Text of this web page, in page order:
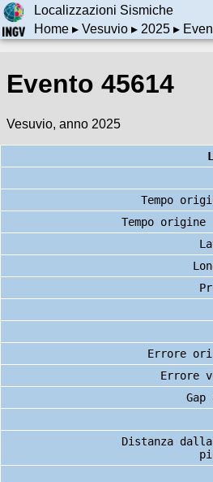
Localizzazioni Sismiche
Home▸ Vesuvio▸ 2025▸
Evento 45614
Vesuvio, anno 2025
Tempo
Tempo
Errore
Errore
Distanza